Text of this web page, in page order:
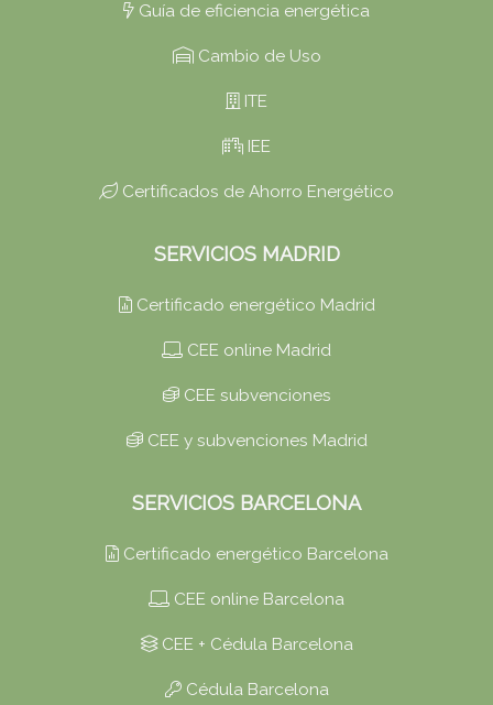
Guía de eficiencia energética
Cambio de Uso
ITE
IEE
Certificados de Ahorro Energético
SERVICIOS MADRID
Certificado energético Madrid
CEE online Madrid
CEE subvenciones
CEE y subvenciones Madrid
SERVICIOS BARCELONA
Certificado energético Barcelona
CEE online Barcelona
CEE + Cédula Barcelona
Cédula Barcelona